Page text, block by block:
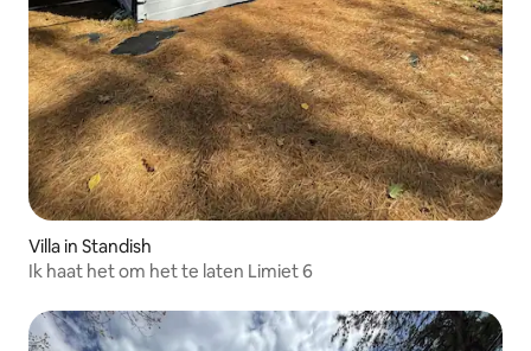
Villa in Standish
Ik haat het om het te laten Limiet 6